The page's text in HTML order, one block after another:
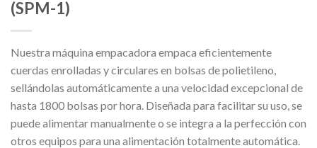
(SPM-1)
Nuestra máquina empacadora empaca eficientemente
cuerdas enrolladas y circulares en bolsas de polietileno,
sellándolas automáticamente a una velocidad excepcional de
hasta 1800 bolsas por hora. Diseñada para facilitar su uso, se
puede alimentar manualmente o se integra a la perfección con
otros equipos para una alimentación totalmente automática.